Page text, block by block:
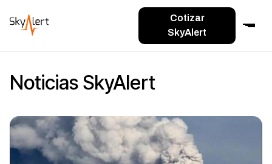
Cotizar
SkyAlert
Noticias SkyAlert